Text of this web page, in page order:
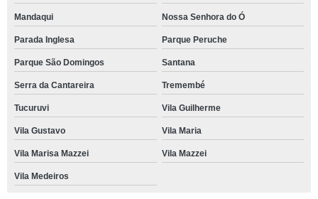
Mandaqui Nossa Senhora do Ó
Parada Inglesa Parque Peruche
Parque São Domingos Santana
Serra da Cantareira Tremembé
Tucuruvi Vila Guilherme
Vila Gustavo Vila Maria
Vila Marisa Mazzei Vila Mazzei
Vila Medeiros